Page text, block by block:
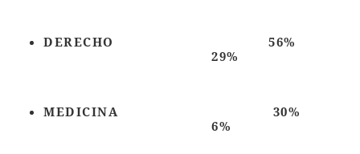
DERECHO 56%
29%
MEDICINA 30%
6%